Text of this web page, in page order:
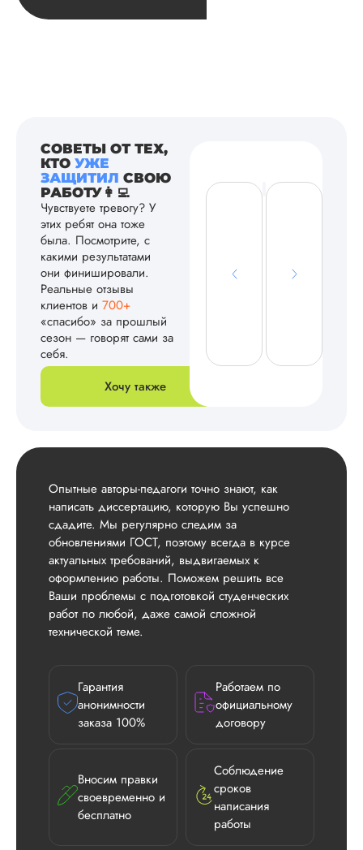
СОВЕТЫ ОТ ТЕХ,
КТО УЖЕ
ЗАЩИТИЛ СВОЮ
РАБОТУ👩‍💻
Чувствуете тревогу? У
этих ребят она тоже
была. Посмотрите, с
какими результатами
они финишировали.
Реальные отзывы
клиентов и 700+
«спасибо» за прошлый
сезон — говорят сами за
себя.
Хочу также
Опытные авторы-педагоги точно знают, как
написать диссертацию, которую Вы успешно
сдадите. Мы регулярно следим за
обновлениями ГОСТ, поэтому всегда в курсе
актуальных требований, выдвигаемых к
оформлению работы. Поможем решить все
Ваши проблемы с подготовкой студенческих
работ по любой, даже самой сложной
технической теме.
Гарантия
анонимности
заказа 100%
Работаем по
официальному
договору
Вносим правки
своевременно и
бесплатно
Соблюдение
сроков
написания
работы